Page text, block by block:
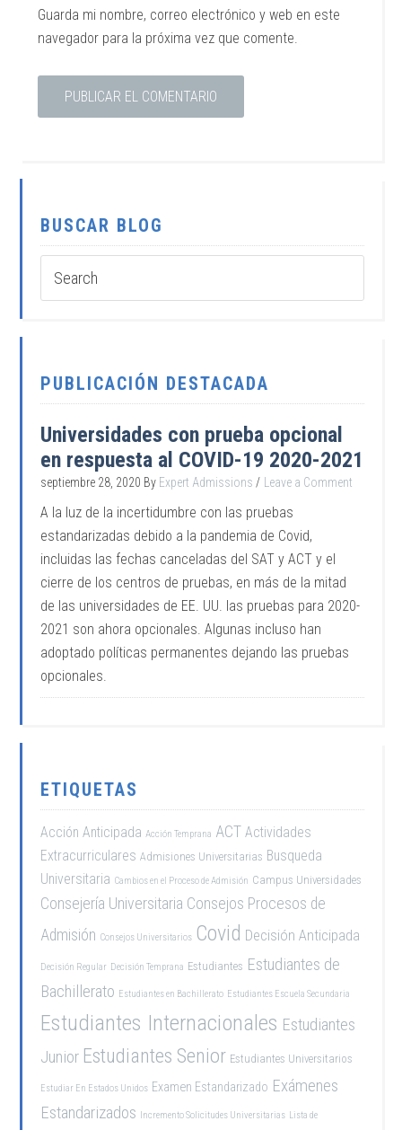
Guarda mi nombre, correo electrónico y web en este
navegador para la próxima vez que comente.
BUSCAR BLOG
PUBLICACIÓN DESTACADA
Universidades con prueba opcional
en respuesta al COVID-19 2020-2021
septiembre 28, 2020 By Expert Admissions Leave a Comment
A la luz de la incertidumbre con las pruebas
estandarizadas debido a la pandemia de Covid,
incluidas las fechas canceladas del SAT y ACT y el
cierre de los centros de pruebas, en más de la mitad
de las universidades de EE. UU. las pruebas para 2020-
2021 son ahora opcionales. Algunas incluso han
adoptado políticas permanentes dejando las pruebas
opcionales.
ETIQUETAS
Acción Anticipada Acción Temprana ACT Actividades
Extracurriculares Admisiones Universitarias Busqueda
Universitaria Cambios en el Proceso de Admisión Campus Universidades
Consejería Universitaria Consejos Procesos de
Admisión Consejos Universitarios Covid Decisión Anticipada
Decisión Regular Decisión Temprana Estudiantes Estudiantes de
Bachillerato Estudiantes en Bachillerato Estudiantes Escuela Secundaria
Estudiantes Internacionales Estudiantes
Junior Estudiantes Senior Estudiantes Universitarios
Estudiar En Estados Unidos Examen Estandarizado Exámenes
Estandarizados Incremento Solicitudes Universitarias Lista de